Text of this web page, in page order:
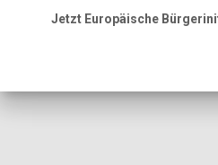
Jetzt Europäische